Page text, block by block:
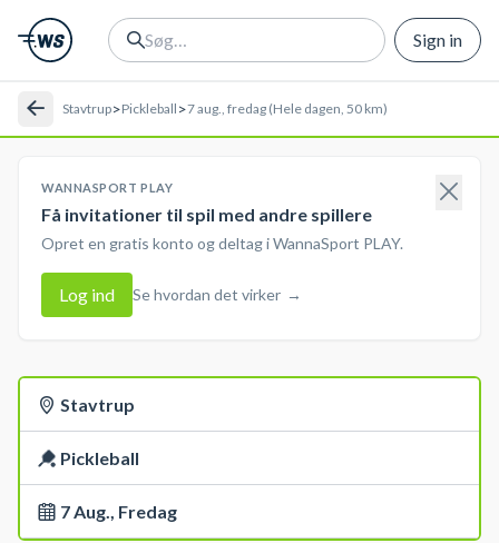
Sign in
Stavtrup>Pickleball >7 aug., fredag (Hele dagen, 50 km)
WANNASPORT PLAY
Få invitationer til spil med andre spillere
Opret en gratis konto og deltag i WannaSport PLAY.
Log ind Se hvordan det virker →
Stavtrup
Pickleball
7 Aug., Fredag